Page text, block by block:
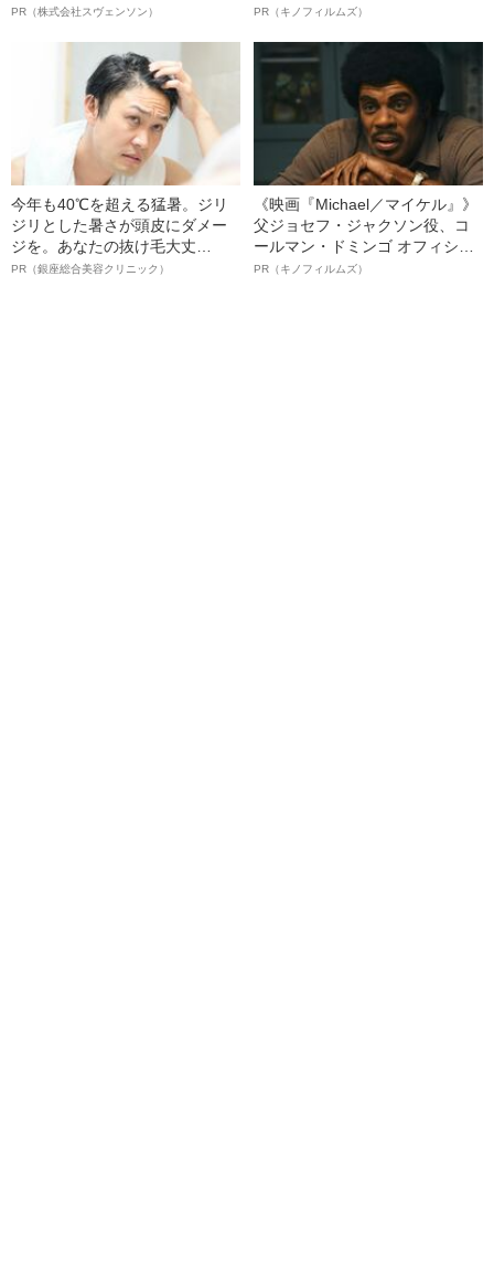
オイ”や“ベタつき”を解消す
ト”が生み出した徹底ケアとは
PR（株式会社スヴェンソン）
ボ》
PR（キノフィルムズ）
今年も40℃を超える猛暑。ジリ
ジリとした暑さが頭皮にダメー
ジを。あなたの抜け毛大丈
夫！？
PR（銀座総合美容クリニック）
《映画『Michael／マイケル』》
父ジョセフ・ジャクソン役、コ
ールマン・ドミンゴ オフィシャ
ルインタビュー“観客を魅了した
PR（キノフィルムズ）